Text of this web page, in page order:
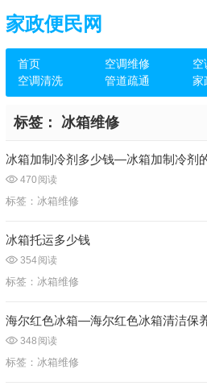
家政便民网
首页 空调维修 空
空调清洗
管道疏通 家
标签： 冰箱维修
冰箱加制冷剂多少钱—冰箱加制冷剂
470 阅读
标签： 冰箱维修
冰箱托运多少钱
354阅读
标签： 冰箱维修
海尔红色冰箱—海尔红色冰箱清洁保
348 阅读
标签： 冰箱维修